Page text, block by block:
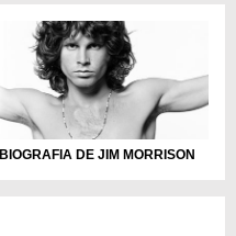
BIOGRAFIA DE JIM MORRISON